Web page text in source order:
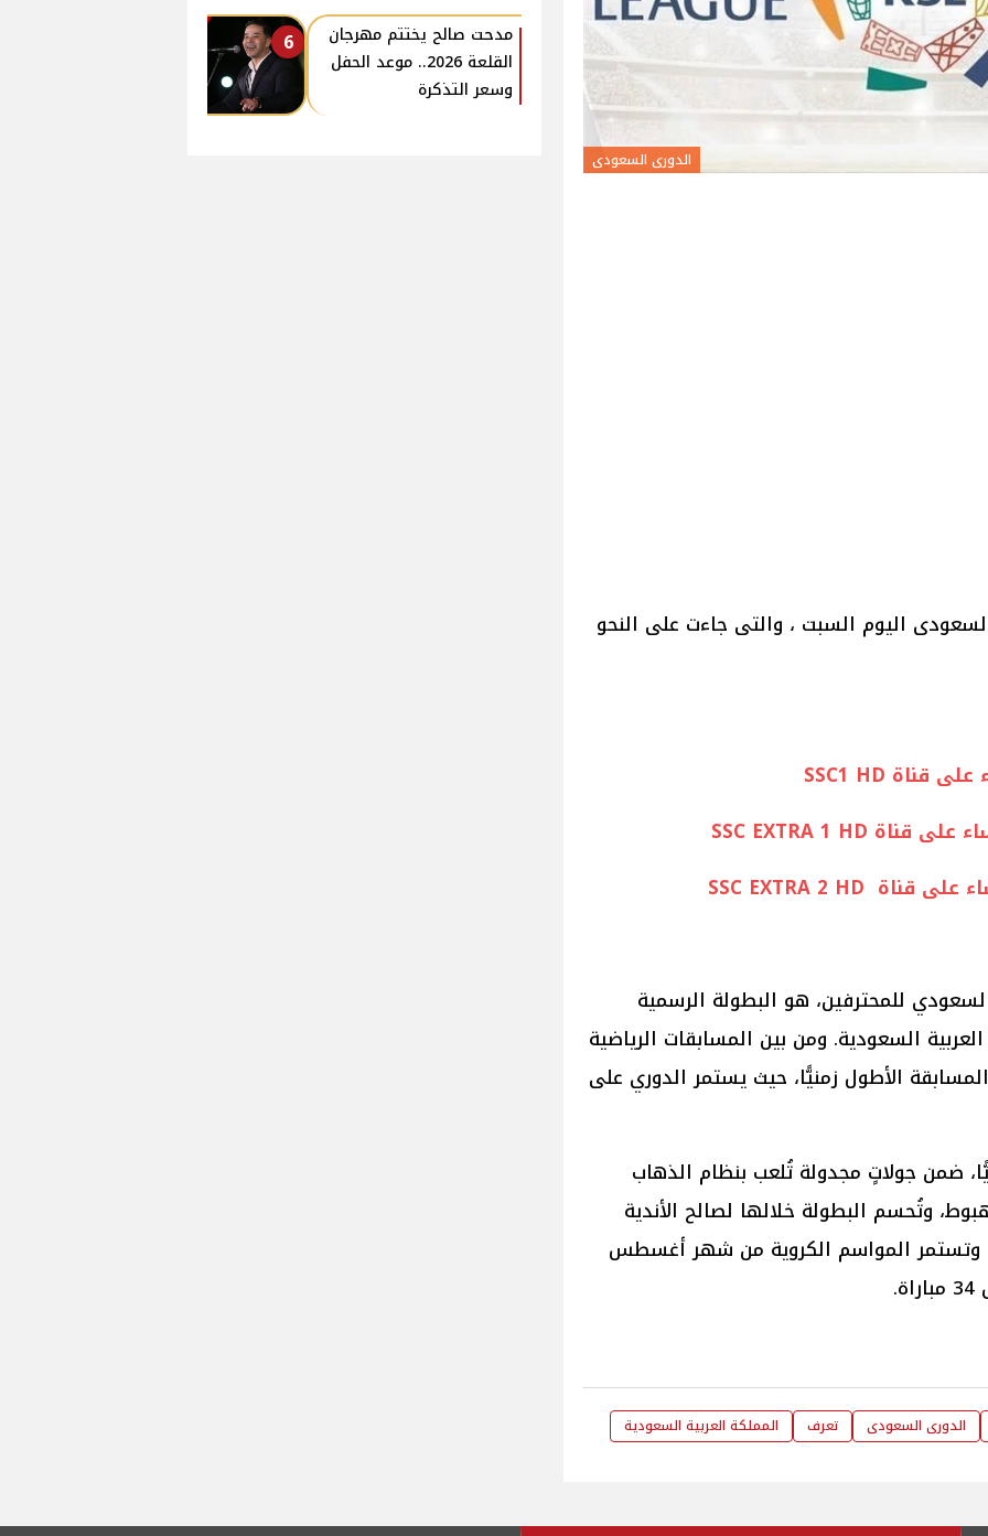
الدورى السعودى
اليوم السبت ، والتى جاءت على النحو
للمحترفين، هو البطولة الرسمية
السعودية. ومن بين المسابقات الرياضية
الأطول زمنيًّا، حيث يستمر الدوري على
18 ناديًا سعوديًّا، ضمن جولاتٍ مجدولة تُلعب بنظام الذهاب
وتُحسم البطولة خلالها لصالح الأندية
وتستمر المواسم الكروية من شهر أغسطس
الدورى السعودى تعرف المملكة العربية السعودية
6
مدحت صالح يختتم مهرجان
القلعة 2026.. موعد الحفل
وسعر التذكرة